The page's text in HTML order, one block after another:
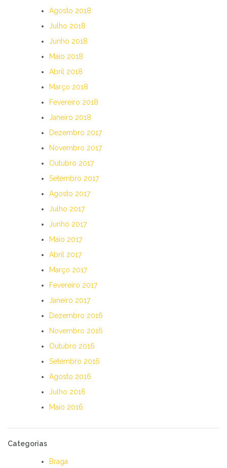
Agosto 2018
Julho 2018
Junho 2018
Maio 2018
Abril 2018
Março 2018
Fevereiro 2018
Janeiro 2018
Dezembro 2017
Novembro 2017
Outubro 2017
Setembro 2017
Agosto 2017
Julho 2017
Junho 2017
Maio 2017
Abril 2017
Março 2017
Fevereiro 2017
Janeiro 2017
Dezembro 2016
Novembro 2016
Outubro 2016
Setembro 2016
Agosto 2016
Julho 2016
Maio 2016
Categorias
Braga